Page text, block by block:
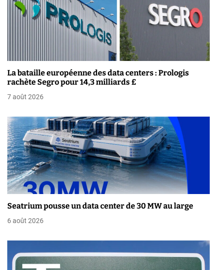
d
e
l
’
a
r
t
i
c
La bataille européenne des data centers : Prologis
rachète Segro pour 14,3 milliards £
7 août 2026
Seatrium pousse un data center de 30 MW au large
6 août 2026